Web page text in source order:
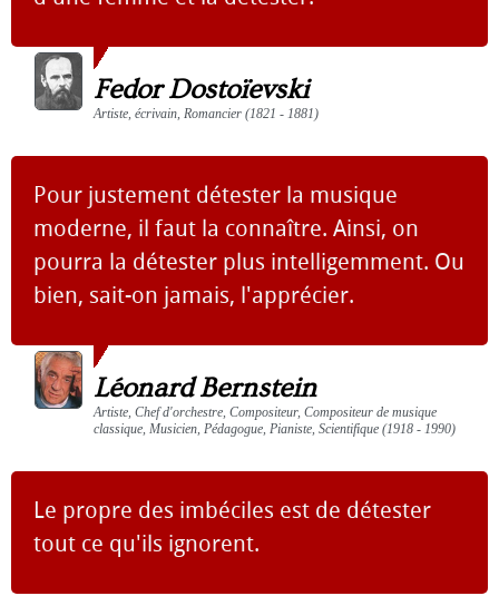
Fedor Dostoïevski
Artiste, écrivain, Romancier (1821 - 1881)
Pour justement détester la musique
moderne, il faut la connaître. Ainsi, on
pourra la détester plus intelligemment. Ou
bien, sait-on jamais, l'apprécier.
Léonard Bernstein
Artiste, Chef d'orchestre, Compositeur, Compositeur de musique
classique, Musicien, Pédagogue, Pianiste, Scientifique (1918 - 1990)
Le propre des imbéciles est de détester
tout ce qu'ils ignorent.